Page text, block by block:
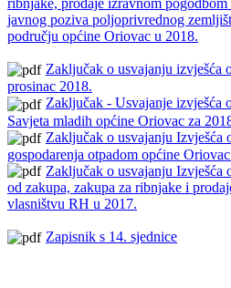
ribnjake, prodaje izravnom
javnog poziva poljoprivrednog
području općine Oriovac u 2018.
Zaključak o usvajanju izvješća
prosinac 2018.
Zaključak - Usvajanje izvješća
Savjeta mladih općine Oriovac za
Zaključak o usvajanju Izvješća
gospodarenja otpadom općine
Zaključak o usvajanju Izvješća
od zakupa, zakupa za ribnjake i
vlasništvu RH u 2017.
Zapisnik s 14. sjednice